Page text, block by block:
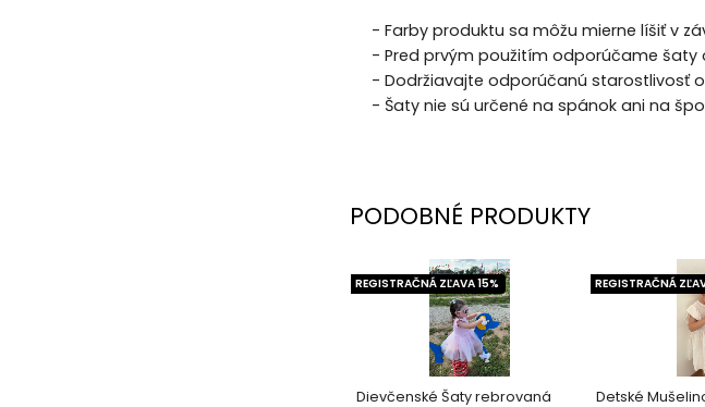
- Farby produktu sa môžu mierne líšiť v
- Pred prvým použitím odporúčame
- Dodržiavajte odporúčanú starostlivosť
- Šaty nie sú určené na spánok ani na
PODOBNÉ PRODUKTY
Dievčenské Šaty rebrovaná
REGISTRAČNÁ ZĽAVA 15%
Detské
REGISTRAČNÁ